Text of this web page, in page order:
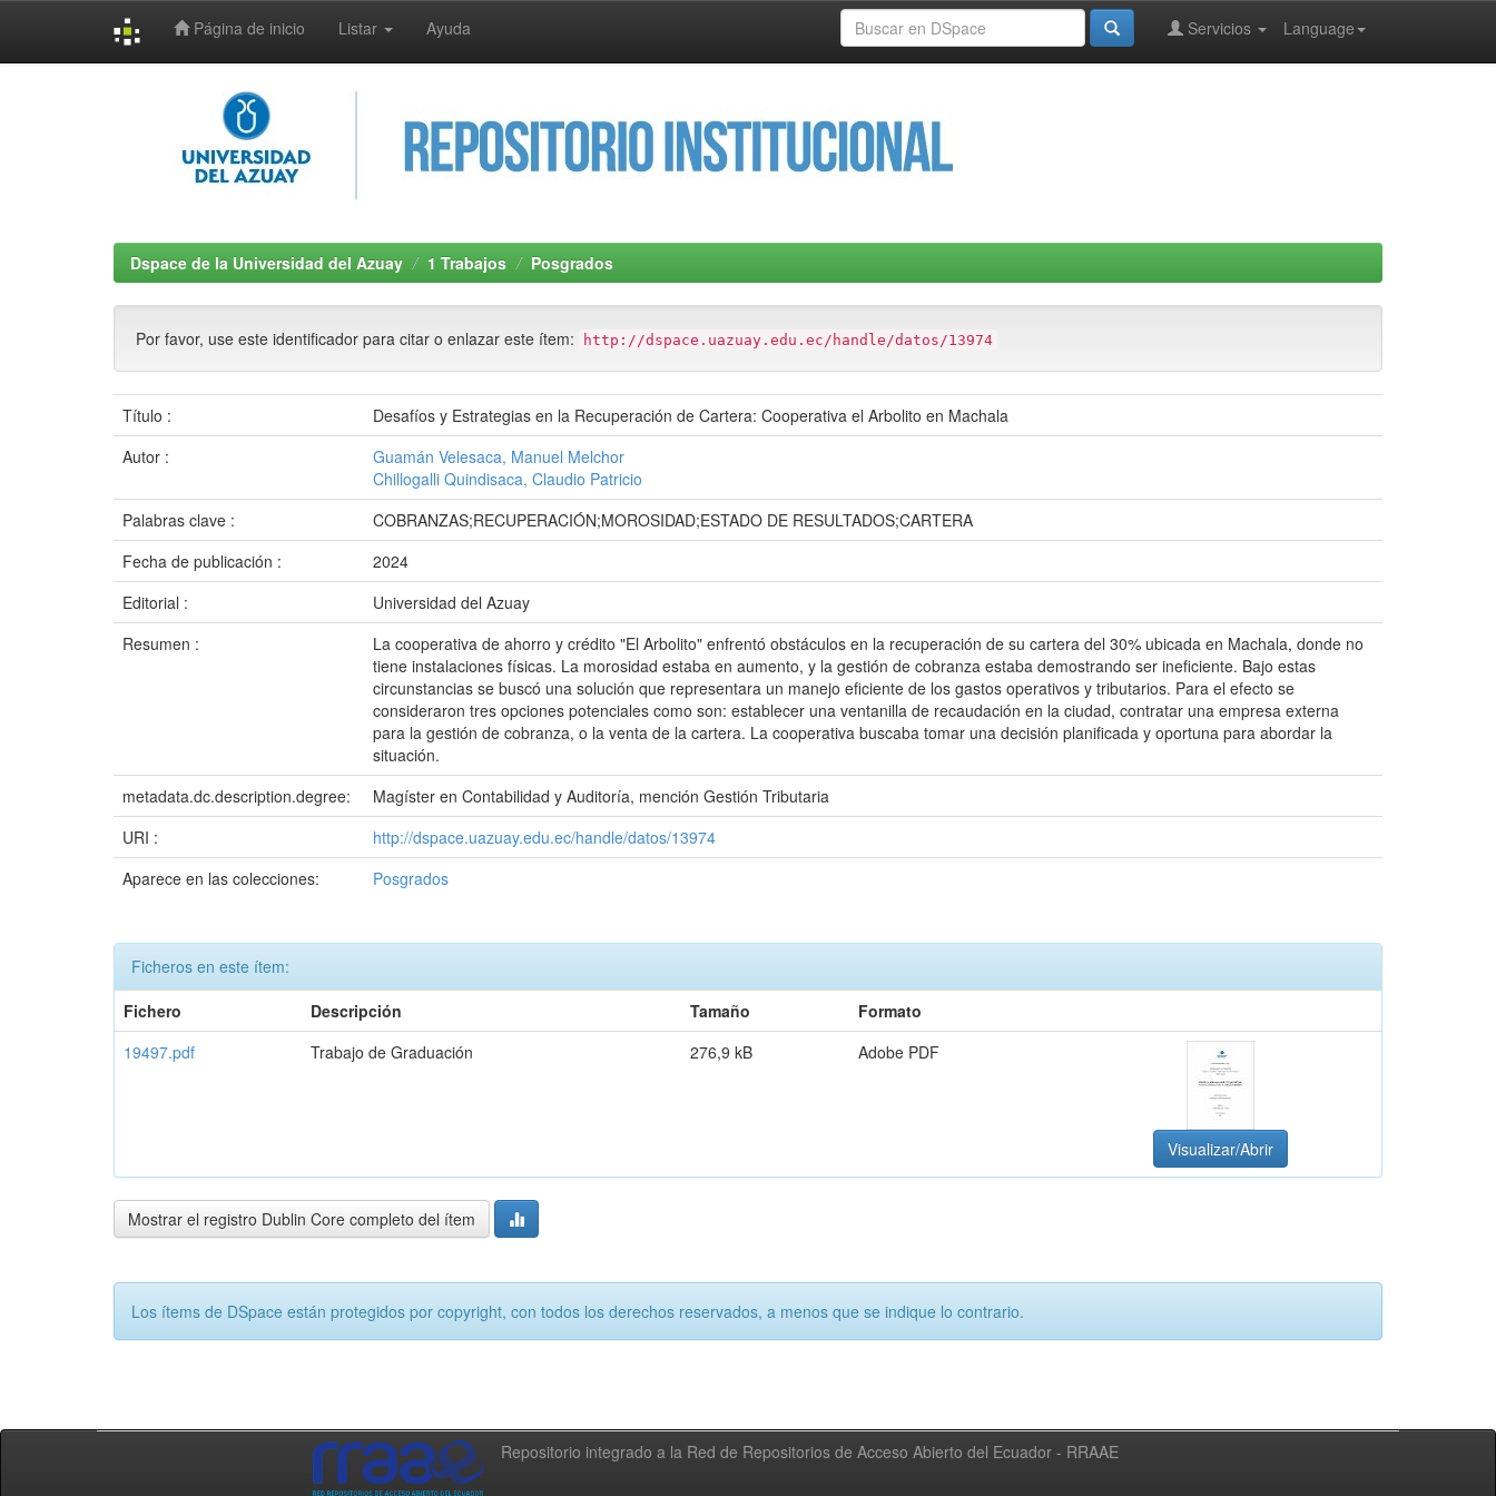
Página de inicio Listar Ayuda Language
Servicios
Dspace de la Universidad del Azuay 1 Trabajos Posgrados
Por favor, use este identificador para citar o enlazar este ítem: http://dspace.uazuay.edu.ec/handle/datos/13974
Título :
Desafíos y Estrategias en la Recuperación de Cartera: Cooperativa el Arbolito en Machala
Autor :
Guamán Velesaca, Manuel Melchor
Chillogalli Quindisaca, Claudio Patricio
Palabras clave :
COBRANZAS;RECUPERACIÓN;MOROSIDAD;ESTADO DE RESULTADOS;CARTERA
Fecha de publicación :
2024
Editorial :
Universidad del Azuay
Resumen :
La cooperativa de ahorro y crédito "El Arbolito" enfrentó obstáculos en la recuperación de su cartera del 30% ubicada en Machala, donde no
tiene instalaciones físicas. La morosidad estaba en aumento, y la gestión de cobranza estaba demostrando ser ineficiente. Bajo estas
circunstancias se buscó una solución que representara un manejo eficiente de los gastos operativos y tributarios. Para el efecto se
consideraron tres opciones potenciales como son: establecer una ventanilla de recaudación en la ciudad, contratar una empresa externa
para la gestión de cobranza, o la venta de la cartera. La cooperativa buscaba tomar una decisión planificada y oportuna para abordar la
situación.
metadata.dc.description.degree:
Magíster en Contabilidad y Auditoría, mención Gestión Tributaria
URI :
http://dspace.uazuay.edu.ec/handle/datos/13974
Aparece en las colecciones:
Posgrados
Ficheros en este ítem:
Fichero
Descripción Tamaño
Formato
19497.pdf
Trabajo de Graduación 276,9 kB Adobe PDF
Visualizar/Abrir
Mostrar el registro Dublin Core completo del ítem
Los ítems de DSpace están protegidos por copyright, con todos los derechos reservados, a menos que se indique lo contrario.
Repositorio integrado a la Red de Repositorios de Acceso Abierto del Ecuador - RRAAE